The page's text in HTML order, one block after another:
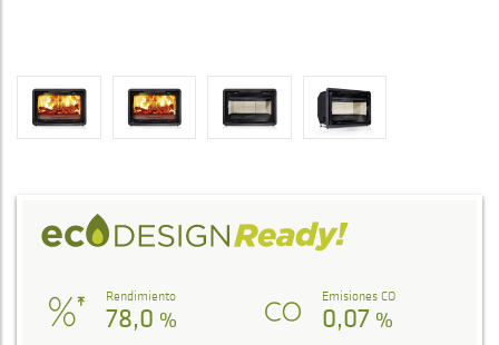
Rendimiento
78,0 %
Emisiones CO
0,07 %